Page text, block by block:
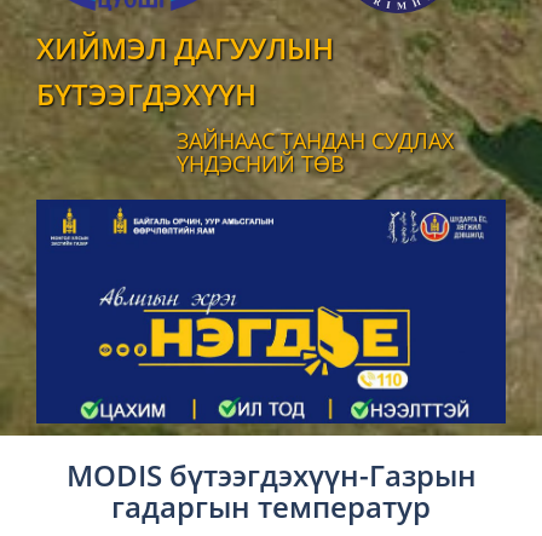
ХИЙМЭЛ ДАГУУЛЫН
БҮТЭЭГДЭХҮҮН
ЗАЙНААС ТАНДАН СУДЛАХ
ҮНДЭСНИЙ ТӨВ
MODIS бүтээгдэхүүн-Газрын
гадаргын температур